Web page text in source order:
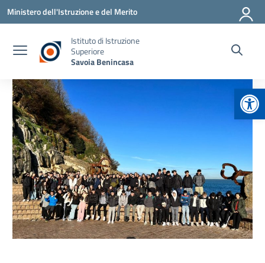
Vai ai contenuti
Vai al menu di navigazione
Vai al footer
Ministero dell'Istruzione e del Merito
Istituto di Istruzione
Superiore
Savoia Benincasa